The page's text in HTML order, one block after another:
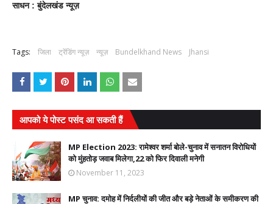
साधन : बुंदेलखंड न्यूज़
Tags: जिला ट्रेंडिंग न्यूज़ न्यूज़ Bundelkhand News Jhansi
आपको ये पोस्ट पसंद आ सकती हैं
MP Election 2023: रामेश्वर शर्मा बोले-चुनाव में सनातन विरोधियों
को मुंहतोड़ जवाब मिलेगा,22 को फिर दिवाली मनेगी
November 11, 2023
MP चुनाव: दमोह में निर्दलीयों की जीत और बड़े नेताओं के समीकरण की